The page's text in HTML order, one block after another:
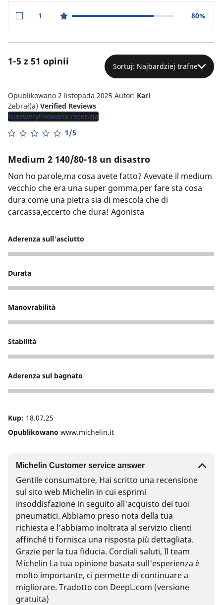
1star reviews 80%
1-5 z 51 opinii Sortuj: Najbardziej trafne
Opublikowano 2 listopada 2025 Autor: Karl
Zebrał(a) Verified Reviews
Niezweryfikowana recenzja
1/5
Medium 2 140/80-18 un disastro
Non ho parole,ma cosa avete fatto? Avevate il medium
vecchio che era una super gomma,per fare sta cosa
dura come una pietra sia di mescola che di
carcassa,eccerto che dura! Agonista
Aderenza sull'asciutto
3
Durata
3
Manovrabilità
3
Stabilità
4
Aderenza sul bagnato
1
Kup: 18.07.25
Opublikowano www.michelin.it
Michelin Customer service answer
Gentile consumatore, Hai scritto una recensione
sul sito web Michelin in cui esprimi
insoddisfazione in seguito all'acquisto dei tuoi
pneumatici. Abbiamo preso nota della tua
richiesta e l'abbiamo inoltrata al servizio clienti
affinché ti fornisca una risposta più dettagliata.
Grazie per la tua fiducia. Cordiali saluti, Il team
Michelin La tua opinione basata sull'esperienza è
molto importante, ci permette di continuare a
migliorare. Tradotto con DeepL.com (versione
gratuita)